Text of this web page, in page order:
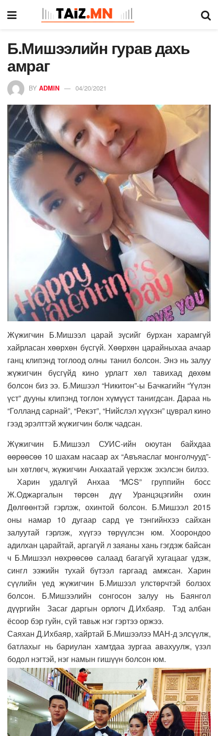
Б.Мишээлийн гурав дахь
амраг
BY ADMIN 04/20/2021
Жүжигчин Б.Мишээл царай зүсийг бурхан харамгүй
хайрласан хөөрхөн бүсгүй. Хөөрхөн царайныхаа ачаар
ганц клипэнд тоглоод олны танил болсон. Энэ нь залуу
жүжигчин бүсгүйд кино урлагт хөл тавихад дөхөм
болсон биз ээ. Б.Мишээл “Никитон”-ы Бачкагийн “Үүлэн
үст” дууны клипэнд тоглон хүмүүст танигдсан. Дараа нь
“Голланд сарнай”, “Рекэт”, “Нийслэл хүүхэн” цуврал кино
гээд эрэлттэй жүжигчин болж чадсан.
Жүжигчин Б.Мишээл СУИС-ийн оюутан байхдаа
өөрөөсөө 10 шахам насаар ах “Авъяаслаг монголчууд”-
ын хөтлөгч, жүжигчин Анхаатай үерхэж эхэлсэн билээ.
Харин удалгүй Анхаа “MCS” группийн босс
Ж.Оджаргалын төрсөн дүү Уранцэцэгийн охин
Дөлгөөнтэй гэрлэж, охинтой болсон. Б.Мишээл 2015
оны намар 10 дугаар сард үе тэнгийнхээ сайхан
залуутай гэрлэж, хүүгээ төрүүлсэн юм. Хоорондоо
адилхан царайтай, аргагүй л заяаны хань гэгдэж байсан
ч Б.Мишээл нөхрөөсөө салаад багагүй хугацааг үдэж,
сингл ээжийн тухай бүтээл гаргаад амжсан. Харин
сүүлийн үед жүжигчин Б.Мишээл улстөрчтэй болзох
болсон. Б.Мишээлийн сонгосон залуу нь Баянгол
дүүргийн Засаг даргын орлогч Д.Ихбаяр. Тэд албан
ёсоор бэр гуйн, сүй тавьж нэг гэртээ оржээ.
Саяхан Д.Ихбаяр, хайртай Б.Мишээлээ МАН-д элсүүлж,
батлахыг нь бариулан хамтдаа зургаа авахуулж, үзэл
бодол нэгтэй, нэг намын гишүүн болсон юм.